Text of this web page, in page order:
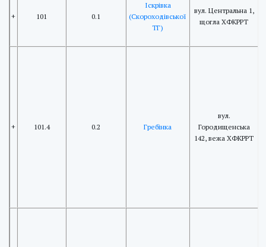
+ 101 0.1
Іскрівка
(Скороходівської
ТГ)
вул. Центральна 1,
щогла ХФКРРТ
+ 101.4 0.2 Гребінка
вул.
Городищенська
142, вежа ХФКРРТ